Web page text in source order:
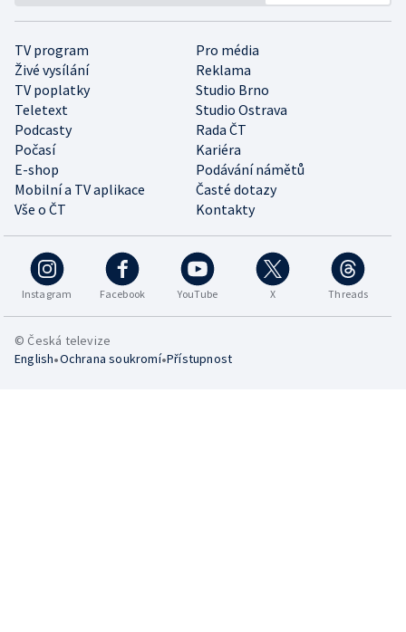
TV program
Pro média
Živé vysílání
Reklama
TV poplatky
Studio Brno
Teletext
Studio Ostrava
Podcasty
Rada ČT
Počasí
Kariéra
E-shop
Podávání námětů
Mobilní a TV aplikace
Časté dotazy
Vše o ČT
Kontakty
Instagram Facebook YouTube X Threads
© Česká televize
English•Ochrana soukromí•Přístupnost